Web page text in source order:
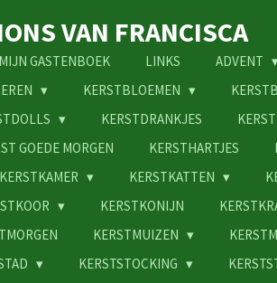
VAN FRANCISCA
MIJN GASTENBOEK LINKS ADVENT
KERSTBLOEMEN
KERSTDRANKJES
GOEDE MORGEN KERSTHARTJES
KERSTKAMER KERSTKATTEN
KERSTKONIJN
KERSTMUIZEN
KERSTSTOCKING